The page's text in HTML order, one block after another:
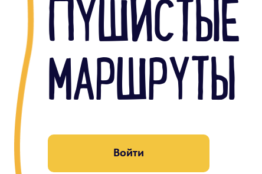
ПУШИСТЫЕ
МАРШРУТЫ
Войти